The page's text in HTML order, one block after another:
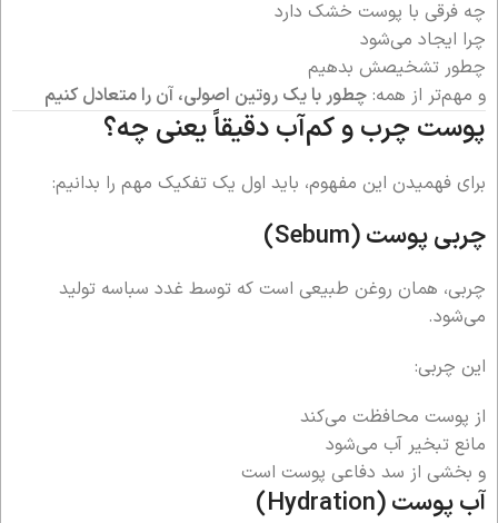
چه فرقی با پوست خشک دارد
چرا ایجاد می‌شود
چطور تشخیصش بدهیم
و مهم‌تر از همه: چطور با یک روتین اصولی، آن را متعادل کنیم
پوست چرب و کم‌آب دقیقاً یعنی چه؟
برای فهمیدن این مفهوم، باید اول یک تفکیک مهم را بدانیم:
چربی پوست (Sebum)
چربی، همان روغن طبیعی است که توسط غدد سباسه تولید
می‌شود.
این چربی:
از پوست محافظت می‌کند
مانع تبخیر آب می‌شود
و بخشی از سد دفاعی پوست است
آب پوست (Hydration)